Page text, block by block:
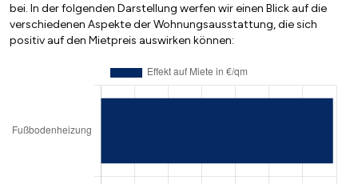
bei. In der folgenden Darstellung werfen wir einen Blick auf die
verschiedenen Aspekte der Wohnungsausstattung, die sich
positiv auf den Mietpreis auswirken können: